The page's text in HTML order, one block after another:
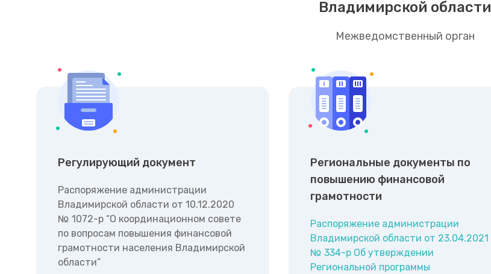
Владимирской области
Межведомственный орган
Регулирующий документ
Распоряжение администрации
Владимирской области от 10.12.2020
№ 1072-р “О координационном совете
по вопросам повышения финансовой
грамотности населения Владимирской
области”
Региональные документы по
повышению финансовой
грамотности
Распоряжение администрации
Владимирской области от 23.04.2021
№ 334-р Об утверждении
Региональной программы